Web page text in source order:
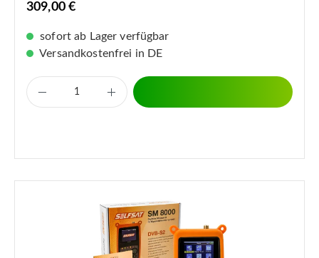
309,00 €
sofort ab Lager verfügbar
Versandkostenfrei in DE